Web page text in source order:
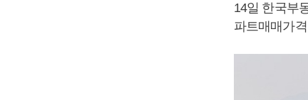
14일 한국부
파트매매가